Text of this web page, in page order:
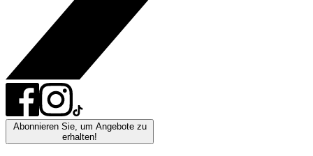
Abonnieren Sie, um Angebote zu
erhalten!